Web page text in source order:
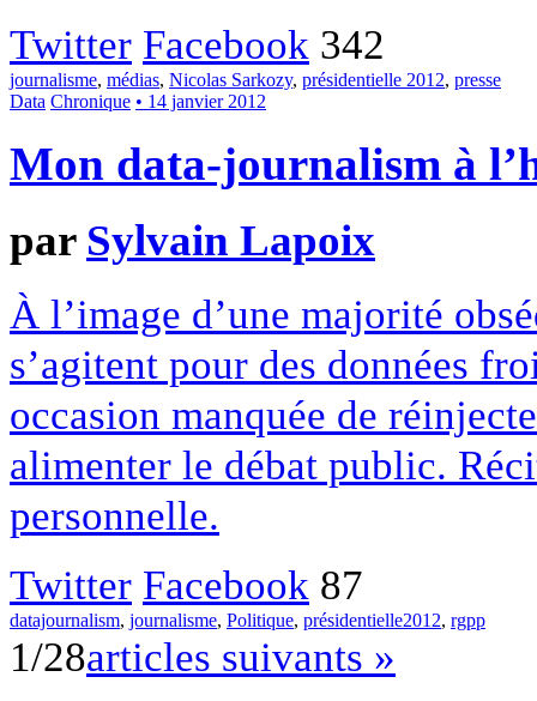
Twitter Facebook 342
journalisme, médias, Nicolas Sarkozy, présidentielle 2012, presse
Data Chronique • 14 janvier 2012
Mon data-journalism à
par Sylvain Lapoix
À l’image d’une majorité
s’agitent pour des données
occasion manquée de
alimenter le débat public.
personnelle.
Twitter Facebook 87
datajournalism, journalisme, Politique, présidentielle2012, rgpp
1/28articles suivants »